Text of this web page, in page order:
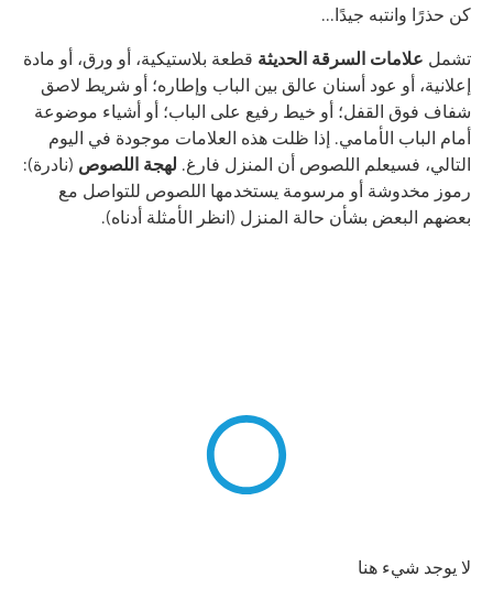
كن حذرًا وانتبه جيدًا...
تشمل علامات السرقة الحديثة قطعة بلاستيكية، أو ورق، أو مادة
إعلانية، أو عود أسنان عالق بين الباب وإطاره؛ أو شريط لاصق
شفاف فوق القفل؛ أو خيط رفيع على الباب؛ أو أشياء موضوعة
أمام الباب الأمامي. إذا ظلت هذه العلامات موجودة في اليوم
التالي، فسيعلم اللصوص أن المنزل فارغ. لهجة اللصوص (نادرة):
رموز مخدوشة أو مرسومة يستخدمها اللصوص للتواصل مع
بعضهم البعض بشأن حالة المنزل (انظر الأمثلة أدناه).
لا يوجد شيء هنا